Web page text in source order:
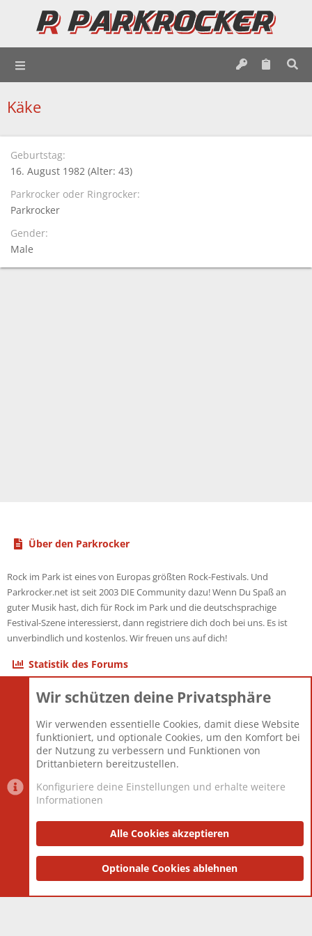
Käke
Geburtstag
16. August 1982 (Alter: 43)
Parkrocker oder Ringrocker
Parkrocker
Gender
Male
Über den Parkrocker
Rock im Park ist eines von Europas größten Rock-Festivals. Und
Parkrocker.net ist seit 2003 DIE Community dazu! Wenn Du Spaß an
guter Musik hast, dich für Rock im Park und die deutschsprachige
Festival-Szene interessierst, dann registriere dich doch bei uns. Es ist
unverbindlich und kostenlos. Wir freuen uns auf dich!
Statistik des Forums
Themen
Mitglieder
12.427
Neuestes Mitglied
Berlin
Datenschutzerklärung Impressum
Community platform by XenForo® © 2010-2025 XenForo Ltd.
and add-ons by ThemeHouse
Wir schützen deine Privatsphäre
Wir verwenden essentielle Cookies, damit diese Website
funktioniert, und optionale Cookies, um den Komfort bei
der Nutzung zu verbessern und Funktionen von
Drittanbietern bereitzustellen.
Konfiguriere deine Einstellungen und erhalte weitere
Informationen
Alle Cookies akzeptieren
Optionale Cookies ablehnen